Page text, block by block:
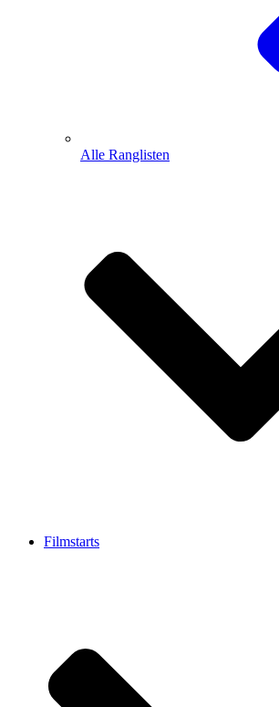
Alle Ranglisten
Filmstarts